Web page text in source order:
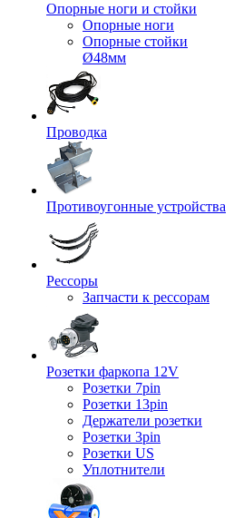
Опорные ноги и стойки
Опорные ноги
Опорные стойки
Ø48мм
Проводка
Противоугонные устройства
Рессоры
Запчасти к рессорам
Розетки фаркопа 12V
Розетки 7pin
Розетки 13pin
Держатели розетки
Розетки 3pin
Розетки US
Уплотнители